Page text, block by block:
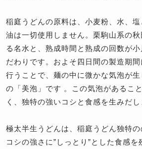
稲庭うどんの原料は、小麦粉、水、
油は一切使用しません。栗駒山系の
る名水と、熟成時間と熟成の回数が
だわりです。およそ四日間の製造期
行うことで、麺の中に微かな気泡が生
の「美泡」です 。この気泡があるこ
く、独特の強いコシと食感を生みだし
極太半生うどんは、稲庭うどん独特の
コシの強さに”しっとり”とした食感